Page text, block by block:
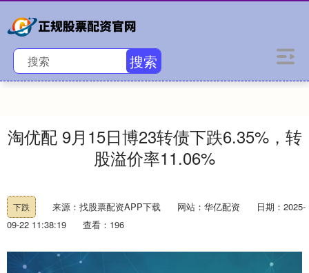
搜索
淘优配 9月15日博23转债下跌6.35%，转
股溢价率11.06%
下跌 来源：找股票配资APP下载 网站：华亿配资
日期：2025-
09-22 11:38:19
查看：196